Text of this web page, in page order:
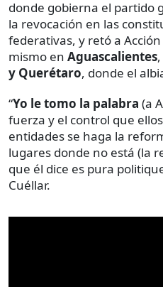
donde gobierna el partido
la revocación en las
federativas, y retó a
mismo en Aguascalientes,
y Querétaro, donde el
“Yo le tomo la palabra (a
fuerza y el control que
entidades se haga la
lugares donde no está (la
que él dice es pura
Cuéllar.